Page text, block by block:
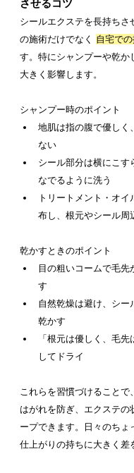
させるコツ
シールエクステを長持ちさ
の施術だけでなく 自宅で
す。特にシャンプーや乾か
大きく影響します。
シャンプー時のポイント
地肌は指の腹で優しく
ない
シール部分は横にこす
なでるように洗う
トリートメント・オ
布し、根元やシール周
乾かすときのポイント
目の粗いコームで毛先
す
自然乾燥は避け、シー
乾かす
「根元は優しく、毛
してドライ
これらを習慣づけることで
はがれを防ぎ、エクステの
ープできます。日々のちょ
仕上がりの持ちに大きく差